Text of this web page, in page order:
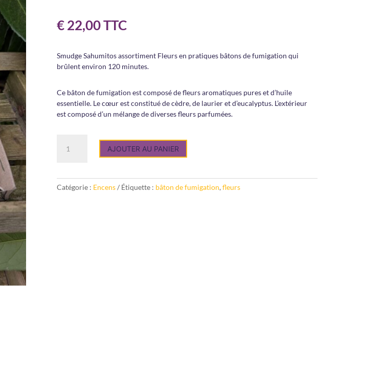
€22,00TTC
Smudge Sahumitos assortiment Fleurs en pratiques bâtons de fumigation qui
brûlent environ 120 minutes.
Ce bâton de fumigation est composé de fleurs aromatiques pureset d’huile
essentielle. Le cœur est constitué de cèdre, de laurier et d’eucalyptus. L’extérieur
est composé d’un mélange de diverses fleurs parfumées.
Fleurs
AJOUTER AU PANIER
Catégorie : Encens Étiquette : bâton de fumigation, fleurs